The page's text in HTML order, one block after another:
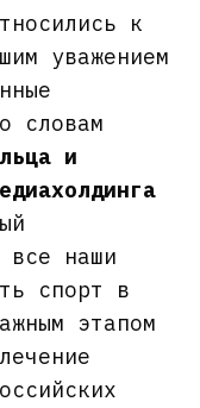
к
уважением
словам
и
все наши
спорт в
этапом